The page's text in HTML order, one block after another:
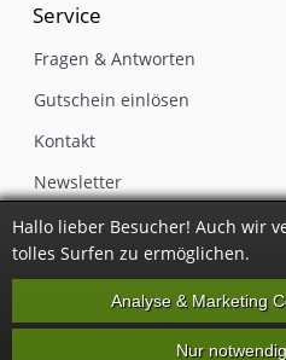
Service
Fragen & Antworten
Gutschein einlösen
Kontakt
Newsletter
Impressum
Vertrag widerrufen
Hallo lieber Besucher! Auch wir
tolles Surfen zu ermöglichen.
Analyse & Marketing
Nur